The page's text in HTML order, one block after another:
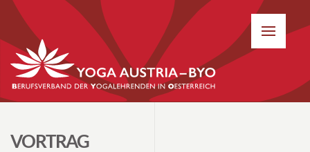
VORTRAG